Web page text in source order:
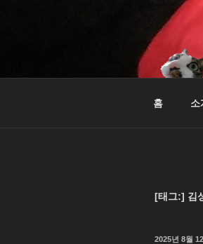
홈 소
[태그:] 김
작
2025년 8월